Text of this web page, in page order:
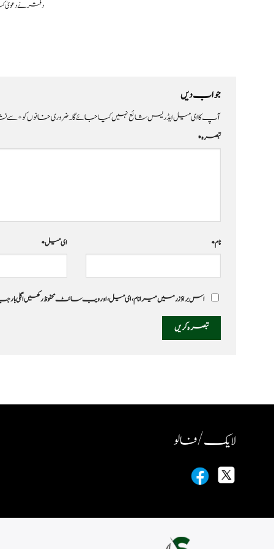
دفتر نے
جواب دیں
آپ کا ای میل ایڈریس شائع نہیں کیا جائے گا۔ضروری خانوں کو*سے
تبصرہ*
نام* ای میل*
اس براؤزر میں میرا نام، ای میل، اور ویب سائٹ محفوظ رکھیں اگلی
لایک / فالو